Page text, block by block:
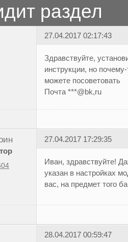
раздел
27.04.2017 02:17:43
Здравствуйте,
инструкции, но
можете посоветовать
Почта ***@bk,ru
27.04.2017 17:29:35
Иван, здравствуйте!
указан в настройках
вас, на предмет того
28.04.2017 00:59:47